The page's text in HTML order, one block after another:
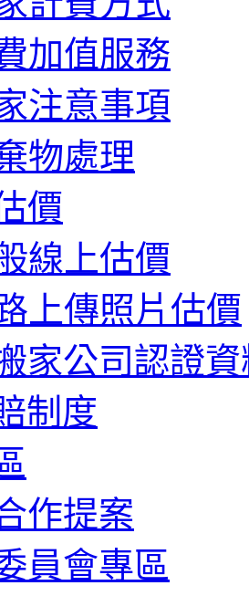
加值服務
注意事項
物處理
價
線上估價
上傳照片估價
家公司認證資
制度
作提案
員會專區